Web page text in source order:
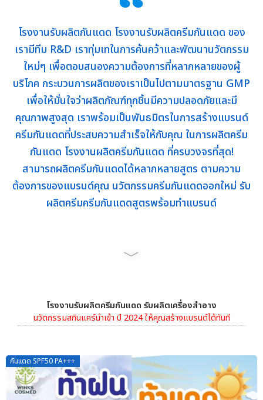
โรงงานรับผลิตกันแดด โรงงานรับผลิตครีมกันแดด ของ
เรามีทีม R&D เราทุ่มเทในการค้นคว้าและพัฒนานวัตกรรม
ใหม่ๆ เพื่อตอบสนองความต้องการที่หลากหลายของผู้
บริโภค กระบวนการผลิตของเราเป็นไปตามมาตรฐาน GMP
เพื่อให้มั่นใจว่าผลิตภัณฑ์ทุกชิ้นมีความปลอดภัยและมี
คุณภาพสูงสุด เราพร้อมเป็นพันธมิตรในการสร้างแบรนด์
ครีมกันแดดที่ประสบความสำเร็จให้กับคุณ ในการผลิตครีม
กันแดด โรงงานผลิตครีมกันแดด ที่ครบวงจรที่สุด!
สามารถผลิตครีมกันแดดได้หลากหลายสูตร ตามความ
ต้องการของแบรนด์คุณ นวัตกรรมครีมกันแดดออกใหม่ รับ
ผลิตครีมครีมกันแดดสูตรพร้อมทำแบรนด์
﹀
โรงงานรับผลิตครีมกันแดด รับผลิตเครื่องสำอาง
นวัตกรรมสกินแคร์นำเข้า ปี 2024 ให้คุณสร้างแบรนด์ได้ทันที
กันแดด SPF50 PA+++